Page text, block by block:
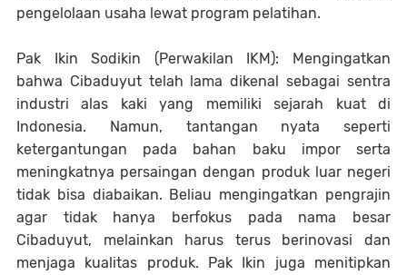
pengelolaan usaha lewat program pelatihan.
Pak Ikin Sodikin (Perwakilan IKM): Mengingatkan
bahwa Cibaduyut telah lama dikenal sebagai sentra
industri alas kaki yang memiliki sejarah kuat di
Indonesia. Namun, tantangan nyata seperti
ketergantungan pada bahan baku impor serta
meningkatnya persaingan dengan produk luar negeri
tidak bisa diabaikan. Beliau mengingatkan pengrajin
agar tidak hanya berfokus pada nama besar
Cibaduyut, melainkan harus terus berinovasi dan
menjaga kualitas produk. Pak Ikin juga menitipkan